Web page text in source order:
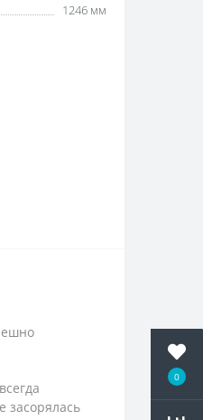
0
1246 мм
засорялась